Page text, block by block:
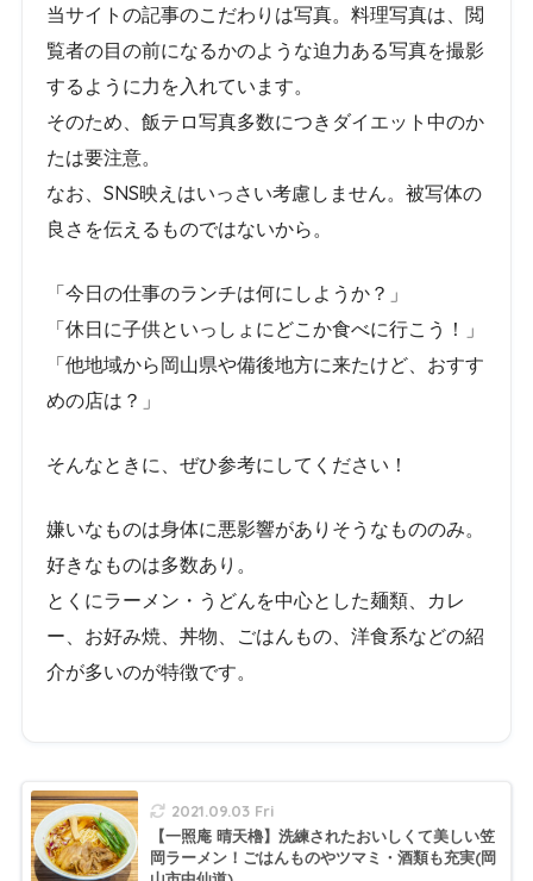
当サイトの記事のこだわりは写真。料理写真は、閲
覧者の目の前になるかのような迫力ある写真を撮影
するように力を入れています。
そのため、飯テロ写真多数につきダイエット中のか
たは要注意。
なお、SNS映えはいっさい考慮しません。被写体の
良さを伝えるものではないから。
「今日の仕事のランチは何にしようか？」
「休日に子供といっしょにどこか食べに行こう！」
「他地域から岡山県や備後地方に来たけど、おすす
めの店は？」
そんなときに、ぜひ参考にしてください！
嫌いなものは身体に悪影響がありそうなもののみ。
好きなものは多数あり。
とくにラーメン・うどんを中心とした麺類、カレ
ー、お好み焼、丼物、ごはんもの、洋食系などの紹
介が多いのが特徴です。
2021.09.03 Fri
【一照庵 晴天櫓】洗練されたおいしくて美しい笠
岡ラーメン！ごはんものやツマミ・酒類も充実(岡